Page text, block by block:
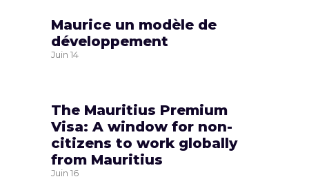
Maurice un modèle de
développement
Juin 14
The Mauritius Premium
Visa: A window for non-
citizens to work globally
from Mauritius
Juin 16